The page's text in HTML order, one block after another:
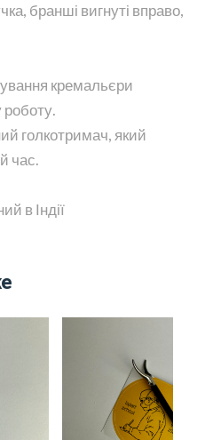
бранші вигнуті вправо,
кремальєри
голкотримач, який
час.
в Індії